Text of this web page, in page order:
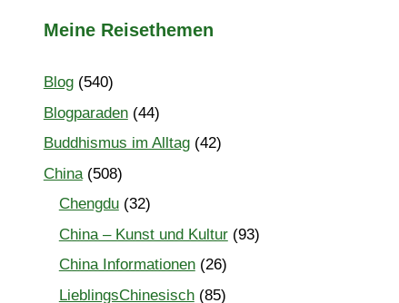
Meine Reisethemen
Blog(540)
Blogparaden(44)
Buddhismus im Alltag(42)
China(508)
Chengdu(32)
China – Kunst und Kultur(93)
China Informationen(26)
LieblingsChinesisch(85)